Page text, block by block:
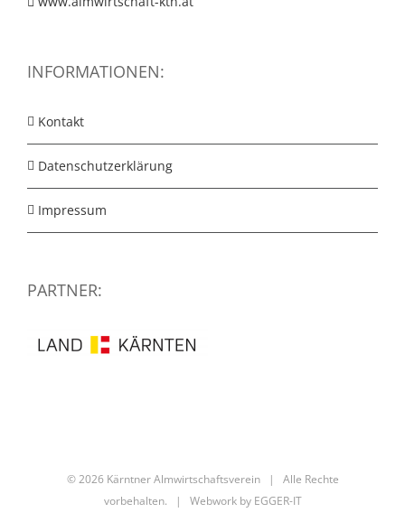
INFORMATIONEN:
Kontakt
Datenschutzerklärung
Impressum
PARTNER:
©2026 Kärntner Almwirtschaftsverein | Alle Rechte
vorbehalten. | Webwork by EGGER-IT